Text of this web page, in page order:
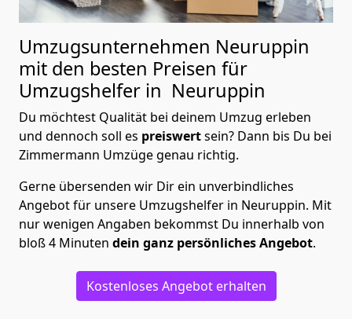
Umzugsunternehmen Neuruppin
mit den besten Preisen für
Umzugshelfer in Neuruppin
Du möchtest Qualität bei deinem Umzug erleben
und dennoch soll es preiswertsein? Dann bis Du bei
Zimmermann Umzüge genau richtig.
Gerne übersenden wir Dir ein unverbindliches
Angebot für unsere Umzugshelfer in Neuruppin. Mit
nur wenigen Angaben bekommst Du innerhalb von
bloß 4 Minuten dein ganz persönliches Angebot.
Kostenloses Angebot erhalten